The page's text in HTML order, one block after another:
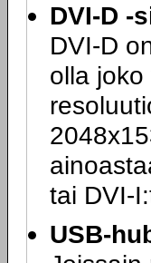
DVI-D -
DVI-D
olla
tai DVI-
USB-